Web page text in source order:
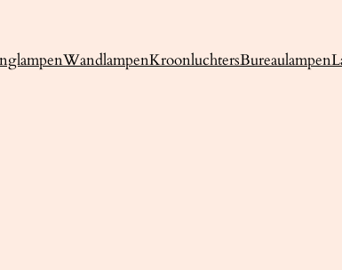
WandlampenKroonluchtersBureaulampen